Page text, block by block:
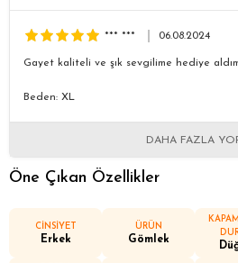
*** *** 06.08.2024
Gayet kaliteli ve şık sevgilime hediye
Beden: XL
DAHA FAZLA
Öne Çıkan Özellikler
CİNSİYET
Erkek
ÜRÜN
Gömlek